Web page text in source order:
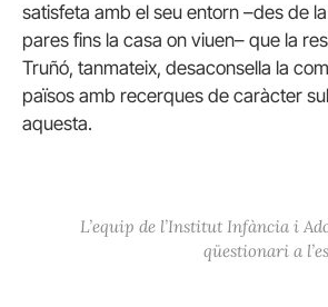
satisfeta amb el seu entorn –des de
pares fins la casa on viuen– que la
Truñó, tanmateix, desaconsella la
països amb recerques de caràcter
aquesta.
L’equip de l’Institut Infància i
qüestionari a